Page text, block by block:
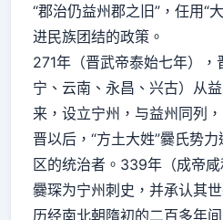
“郡治仍益州郡之旧”，任用“
进民族团结的政策。
271年（晋武帝泰始七年）
宁、云南、永昌、兴古）从
来，设立宁州，与益州同列
晋以后，“方土大姓”爨氏势
区的统治者。339年（成帝
爨琛为宁州刺史，并承认其世
历经南北朝隋初的二百多年